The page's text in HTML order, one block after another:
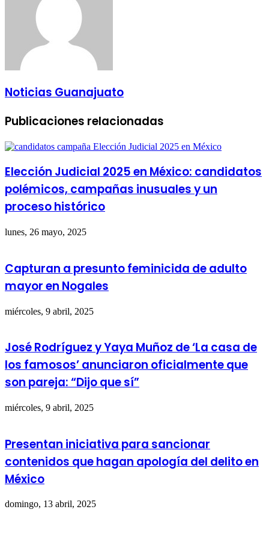
Noticias Guanajuato
Publicaciones relacionadas
Elección Judicial 2025 en México: candidatos
polémicos, campañas inusuales y un
proceso histórico
lunes, 26 mayo, 2025
Capturan a presunto feminicida de adulto
mayor en Nogales
miércoles, 9 abril, 2025
José Rodríguez y Yaya Muñoz de ‘La casa de
los famosos’ anunciaron oficialmente que
son pareja: “Dijo que sí”
miércoles, 9 abril, 2025
Presentan iniciativa para sancionar
contenidos que hagan apología del delito en
México
domingo, 13 abril, 2025